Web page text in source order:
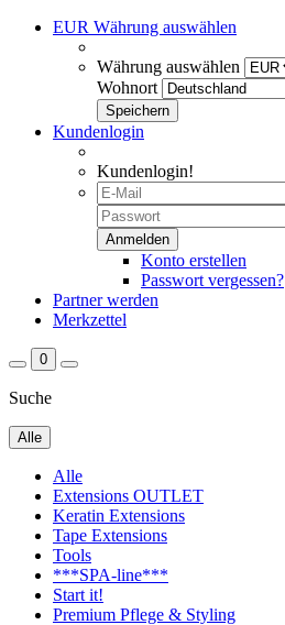
EUR Währung auswählen
Währung auswählen
Wohnort
Kundenlogin
Kundenlogin!
Konto erstellen
Passwort vergessen?
Partner werden
Merkzettel
0
Suche
Alle
Alle
Extensions OUTLET
Keratin Extensions
Tape Extensions
Tools
***SPA-line***
Start it!
Premium Pflege & Styling